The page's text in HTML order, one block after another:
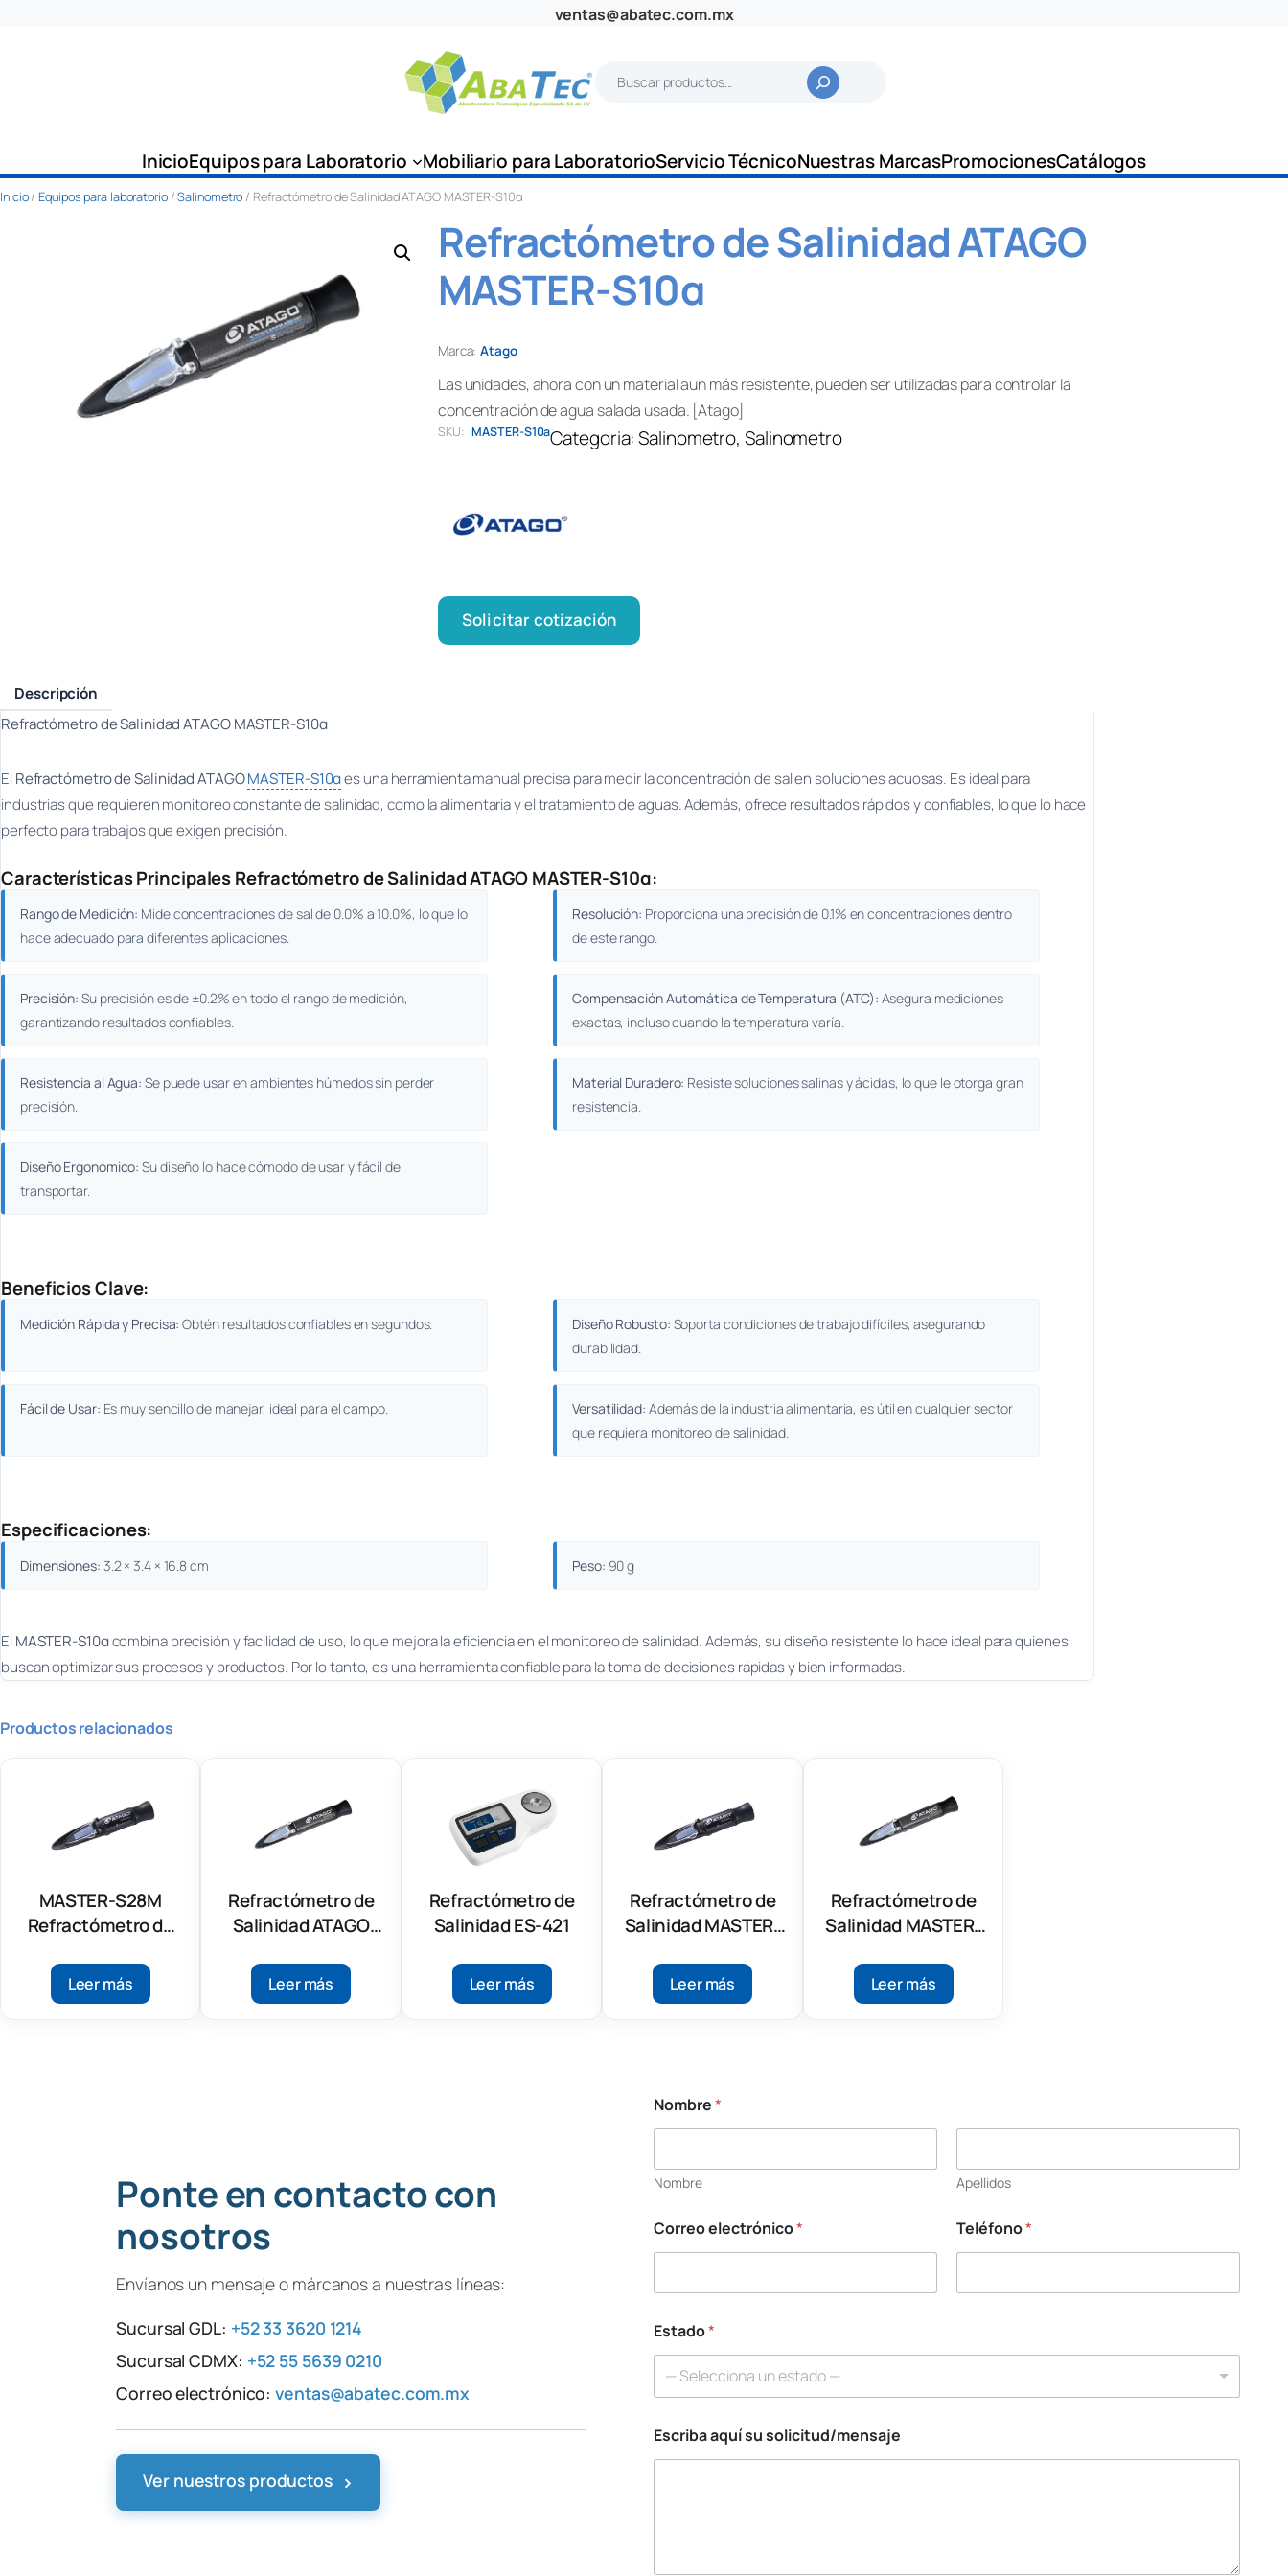
ventas@abatec.com.mx
c
a
InicioEquipos para Laboratorio Mobiliario para LaboratorioServicio TécnicoNuestras MarcasPromocionesCatálogos
Inicio/Equipos para laboratorio/Salinometro / Refractómetro de Salinidad ATAGO MASTER-S10α
Refractómetro de Salinidad ATAGO
MASTER-S10α
Marca: Atago
Las unidades, ahora con un material aun más resistente, pueden ser utilizadas para controlar la
concentración de agua salada usada. [Atago]
SKU: MASTER-S10aCategoria:Salinometro, Salinometro
Solicitar cotización
Descripción
Refractómetro de Salinidad ATAGO MASTER-S10α
El Refractómetro de Salinidad ATAGOMASTER-S10αes una herramienta manual precisa para medir la concentración de sal en soluciones acuosas. Es ideal para
industrias que requieren monitoreo constante de salinidad, como la alimentaria y el tratamiento de aguas. Además, ofrece resultados rápidos y confiables, lo que lo hace
perfecto para trabajos que exigen precisión.
Características Principales Refractómetro de Salinidad ATAGO MASTER-S10α:
Rango de Medición: Mide concentraciones de sal de 0.0% a 10.0%, lo que lo
hace adecuado para diferentes aplicaciones.
Resolución: Proporciona una precisión de 0.1% en concentraciones dentro
de este rango.
Precisión: Su precisión es de ±0.2% en todo el rango de medición,
garantizando resultados confiables.
Compensación Automática de Temperatura (ATC): Asegura mediciones
exactas, incluso cuando la temperatura varía.
Resistencia al Agua: Se puede usar en ambientes húmedos sin perder
precisión.
Material Duradero: Resiste soluciones salinas y ácidas, lo que le otorga gran
resistencia.
Diseño Ergonómico: Su diseño lo hace cómodo de usar y fácil de
transportar.
Beneficios Clave:
Medición Rápida y Precisa: Obtén resultados confiables en segundos. Diseño Robusto: Soporta condiciones de trabajo difíciles, asegurando
durabilidad.
Fácil de Usar: Es muy sencillo de manejar, ideal para el campo. Versatilidad: Además de la industria alimentaria, es útil en cualquier sector
que requiera monitoreo de salinidad.
Especificaciones:
Dimensiones: 3.2 × 3.4 × 16.8 cm Peso: 90 g
El MASTER-S10αcombina precisión y facilidad de uso, lo que mejora la eficiencia en el monitoreo de salinidad. Además, su diseño resistente lo hace ideal para quienes
buscan optimizar sus procesos y productos. Por lo tanto, es una herramienta confiable para la toma de decisiones rápidas y bien informadas.
Productos relacionados
MASTER-S28M
Refractómetro de
Leer más
Refractómetro de
Salinidad ATAGO
Leer más
Refractómetro de
Salinidad ES-421
Leer más
Refractómetro de
Salinidad MASTER-
Leer más
Refractómetro de
Salinidad MASTER-
Leer más
Ponte en contacto con
nosotros
Envíanos un mensaje o márcanos a nuestras líneas:
Sucursal GDL: +52 33 3620 1214
Sucursal CDMX: +52 55 5639 0210
Correo electrónico:ventas@abatec.com.mx
Ver nuestros productos ›
a
q
í
C
r
s
Nombre*
Nombre Apellidos
Correo electrónico* Teléfono*
Estado*
— Selecciona un estado —
Escriba aquí su solicitud/mensaje